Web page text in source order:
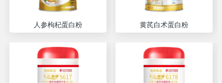
人参枸杞蛋白粉 黄芪白术蛋白粉